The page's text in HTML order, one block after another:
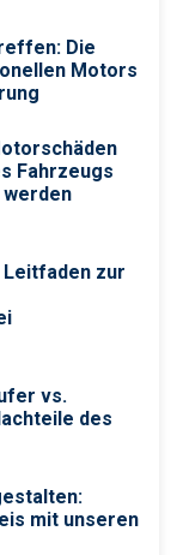
Die
Motors
Fahrzeugs
Leitfaden zur
vs.
des
mit unseren